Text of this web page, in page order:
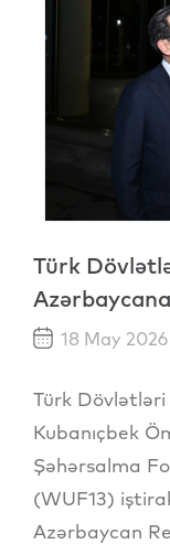
Türk
18 May
Türk Dövlətləri
Kubanıçbek
Şəhərsalma
(WUF13)
Azərbaycan